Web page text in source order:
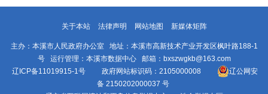
关于本站 法律声明 网站地图 新媒体矩阵
主办：本溪市人民政府办公室 地址：本溪市高新技术产业开发区枫叶路188-1
号 运行管理：本溪市数据中心 邮箱：bxszwgkb@163.com
辽ICP备11019915-1号 政府网站标识码：2105000008
辽公网安
备 2150202000037 号